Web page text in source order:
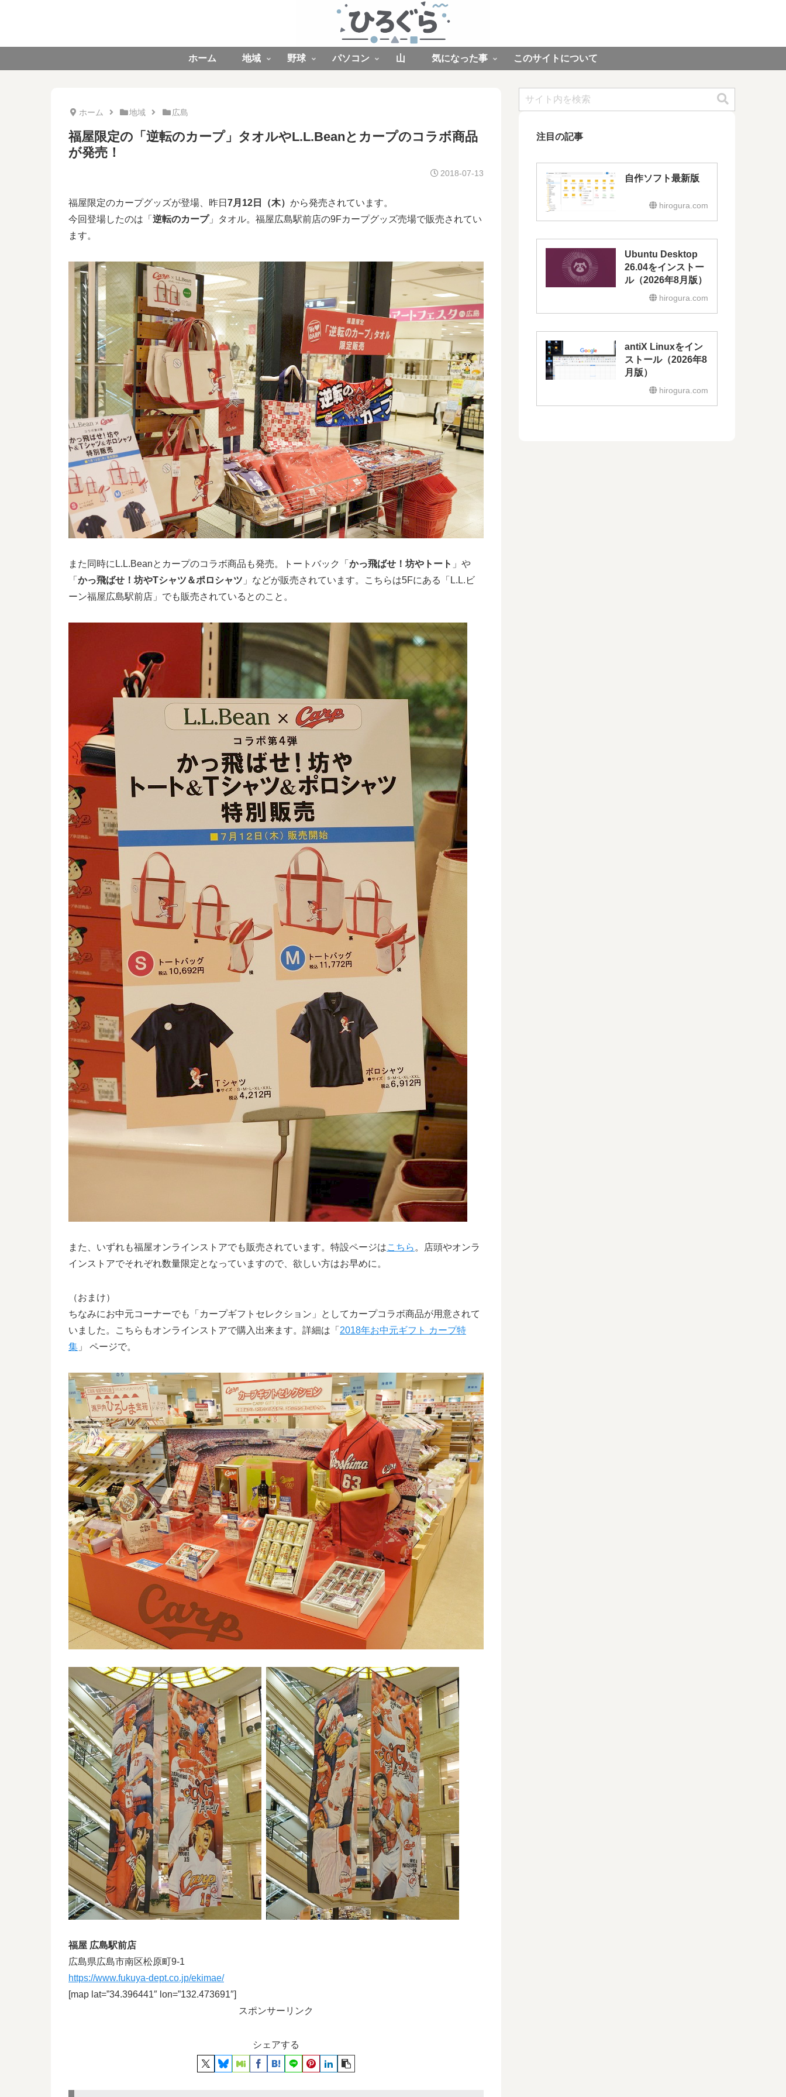
ホーム 地域 野球 パソコン 山 気になった事 このサイトについて
ホーム 地域 広島
福屋限定の「逆転のカープ」タオルやL.L.Beanとカープのコラボ商品
が発売！
2018-07-13
福屋限定のカープグッズが登場、昨日 7月12日（木） から発売されています。
今回登場したのは「 逆転のカープ」タオル。福屋広島駅前店の9Fカープグッズ売場で販売されてい
ます。
また同時にL.L.Beanとカープのコラボ商品も発売。トートバック「 かっ飛ばせ！坊やトート 」や
「 かっ飛ばせ！坊やTシャツ＆ポロシャツ 」などが販売されています。こちらは5Fにある「L.L.ビ
ーン福屋広島駅前店」でも販売されているとのこと。
また、いずれも福屋オンラインストアでも販売されています。特設ページはこちら 。店頭やオンラ
インストアでそれぞれ数量限定となっていますので、欲しい方はお早めに。
（おまけ）
ちなみにお中元コーナーでも「カープギフトセレクション」としてカープコラボ商品が用意されて
いました。こちらもオンラインストアで購入出来ます。詳細は「 2018年お中元ギフト カープ特
集 」 ページで。
福屋 広島駅前店
広島県広島市南区松原町9-1
https://www.fukuya-dept.co.jp/ekimae/
[map lat=”34.396441″ lon=”132.473691″]
スポンサーリンク
シェアする
注目の記事
自作ソフト最新版
hirogura.com
Ubuntu Desktop
26.04をインストー
ル（2026年8月版）
hirogura.com
antiX Linuxをイン
ストール（2026年8
月版）
hirogura.com